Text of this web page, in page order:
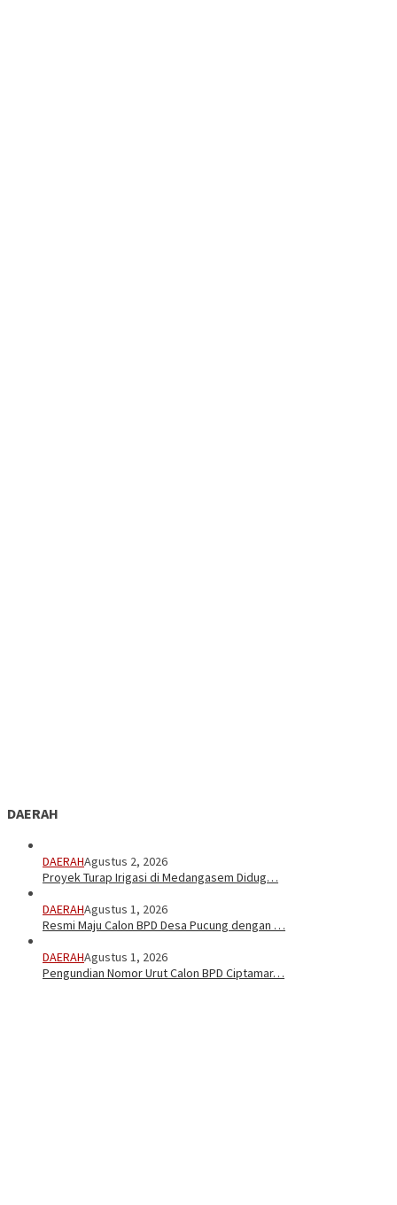
DAERAH
DAERAHAgustus 2, 2026
Proyek Turap Irigasi di Medangasem Didug…
DAERAHAgustus 1, 2026
Resmi Maju Calon BPD Desa Pucung dengan …
DAERAHAgustus 1, 2026
Pengundian Nomor Urut Calon BPD Ciptamar…